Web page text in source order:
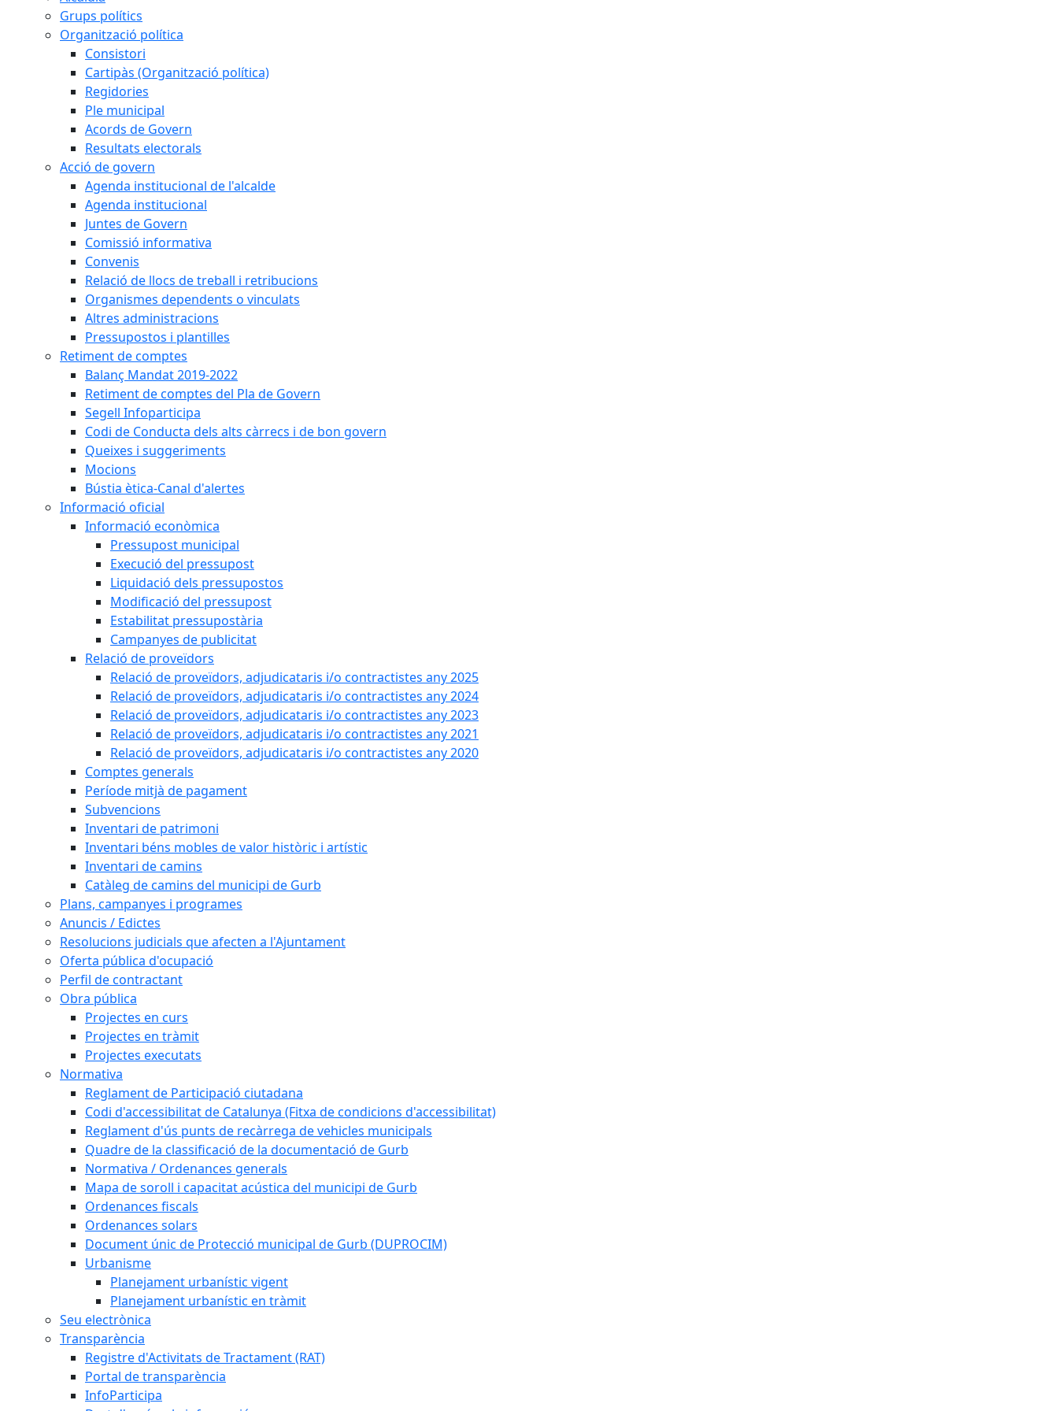
Grups polítics
Organització política
Consistori
Cartipàs (Organització política)
Regidories
Ple municipal
Acords de Govern
Resultats electorals
Acció de govern
Agenda institucional de l'alcalde
Agenda institucional
Juntes de Govern
Comissió informativa
Convenis
Relació de llocs de treball i retribucions
Organismes dependents o vinculats
Altres administracions
Pressupostos i plantilles
Retiment de comptes
Balanç Mandat 2019-2022
Retiment de comptes del Pla de Govern
Segell Infoparticipa
Codi de Conducta dels alts càrrecs i de bon govern
Queixes i suggeriments
Mocions
Bústia ètica-Canal d'alertes
Informació oficial
Informació econòmica
Pressupost municipal
Execució del pressupost
Liquidació dels pressupostos
Modificació del pressupost
Estabilitat pressupostària
Campanyes de publicitat
Relació de proveïdors
Relació de proveïdors, adjudicataris i/o contractistes any 2025
Relació de proveïdors, adjudicataris i/o contractistes any 2024
Relació de proveïdors, adjudicataris i/o contractistes any 2023
Relació de proveïdors, adjudicataris i/o contractistes any 2021
Relació de proveïdors, adjudicataris i/o contractistes any 2020
Comptes generals
Període mitjà de pagament
Subvencions
Inventari de patrimoni
Inventari béns mobles de valor històric i artístic
Inventari de camins
Catàleg de camins del municipi de Gurb
Plans, campanyes i programes
Anuncis / Edictes
Resolucions judicials que afecten a l'Ajuntament
Oferta pública d'ocupació
Perfil de contractant
Obra pública
Projectes en curs
Projectes en tràmit
Projectes executats
Normativa
Reglament de Participació ciutadana
Codi d'accessibilitat de Catalunya (Fitxa de condicions d'accessibilitat)
Reglament d'ús punts de recàrrega de vehicles municipals
Quadre de la classificació de la documentació de Gurb
Normativa / Ordenances generals
Mapa de soroll i capacitat acústica del municipi de Gurb
Ordenances fiscals
Ordenances solars
Document únic de Protecció municipal de Gurb (DUPROCIM)
Urbanisme
Planejament urbanístic vigent
Planejament urbanístic en tràmit
Seu electrònica
Transparència
Registre d'Activitats de Tractament (RAT)
Portal de transparència
InfoParticipa